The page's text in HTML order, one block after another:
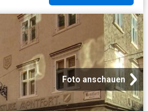
Foto anschauen